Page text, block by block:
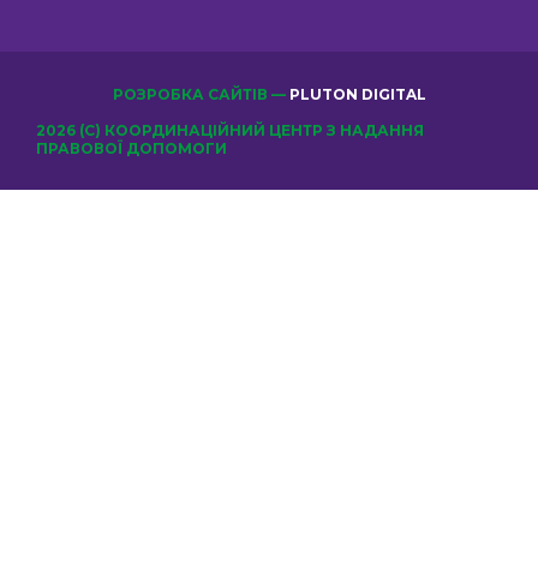
ОБЕРІТЬ КЛУБ
2026 (С) КООРДИНАЦІЙНИЙ ЦЕНТР З НАДАННЯ
ПРАВОВОЇ ДОПОМОГИ
РОЗРОБКА САЙТІВ — PLUTON DIGITAL